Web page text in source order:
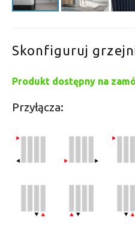
Skonfiguruj
Produkt dostępny na
Przyłącza: